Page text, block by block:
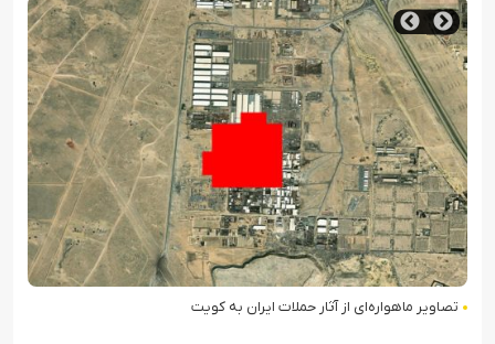
تصاویر ماهواره‌ای از آثار حملات ایران به کویت